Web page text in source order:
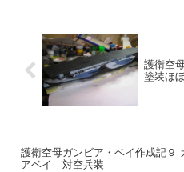
護衛空
塗装ほ
護衛空母ガンビア・ベイ作成記９
アベイ 対空兵装